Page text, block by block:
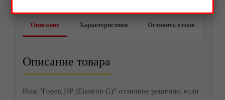
Описание Характеристики Оставить отзыв
Описание товара
Нож "Горец НР (Elastron G)" отличное решение, если